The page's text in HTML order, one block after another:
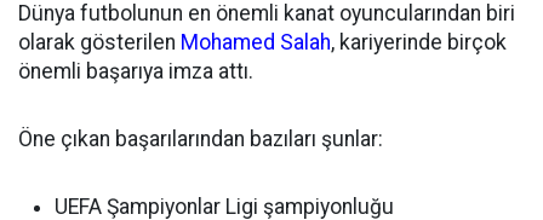
Dünya futbolunun en önemli kanat oyuncularından biri
olarak gösterilen Mohamed Salah, kariyerinde birçok
önemli başarıya imza attı.
Öne çıkan başarılarından bazıları şunlar:
UEFA Şampiyonlar Ligi şampiyonluğu